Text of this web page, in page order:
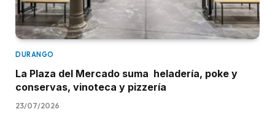
DURANGO
La Plaza del Mercado suma heladería, poke y
conservas, vinoteca y pizzería
23/07/2026